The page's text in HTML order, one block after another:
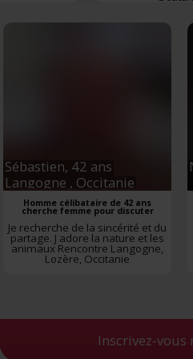
Sébastien, 42 ans
Langogne , Occitanie
Homme célibataire de 42 ans
cherche femme pour discuter
Je recherche de la sincérité et du
partage. J adore la nature et les
animaux Rencontre Langogne
Lozère Occitanie
Inscrivez-